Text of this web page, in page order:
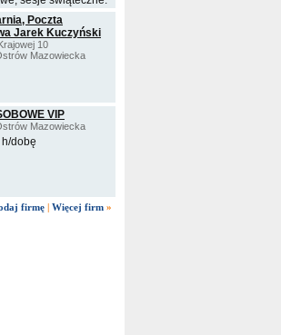
Poczta
Jarek Kuczyński
10
Mazowiecka
VIP
Mazowiecka
h/dobę
firmę | Więcej firm »